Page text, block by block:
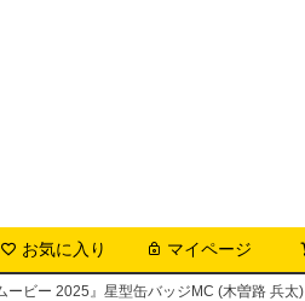
お気に入り マイページ
ービー 2025』星型缶バッジMC (木曽路 兵太)